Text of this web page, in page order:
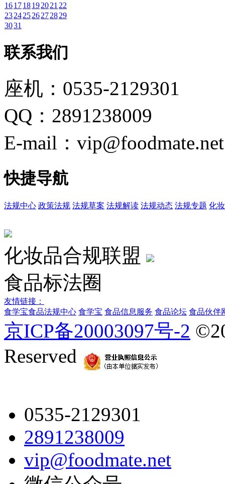
161718192021 22
23242526272829
3031
联系我们
座机：0535-2129301
QQ：2891238009
E-mail：vip@foodmate.net
快捷导航
法规中心 政策法规 法规草案 法规解读 法规动态 法规专题 化
化妆品合规联盟
食品标法圈
友情链接：
食学宝食品法规中心 食学宝 食品信息服务 食品论坛 食品伙伴
京ICP备20003097号-2
Reserved
0535-2129301
2891238009
vip@foodmate.net